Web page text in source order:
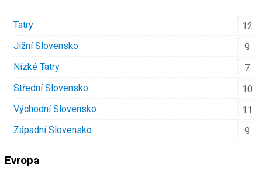
Tatry
12
Jižní Slovensko
9
Nízké Tatry
7
Střední Slovensko
10
Východní Slovensko
11
Západní Slovensko
9
Evropa